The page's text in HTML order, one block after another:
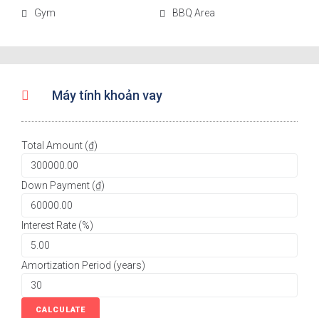
Gym BBQ Area
Máy tính khoản vay
Total Amount (₫)
Down Payment (₫)
Interest Rate (%)
Amortization Period (years)